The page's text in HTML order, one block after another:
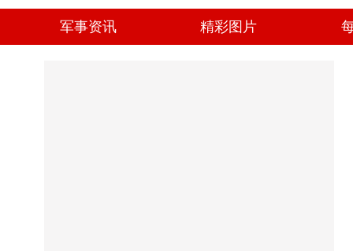
军事资讯 精彩图片